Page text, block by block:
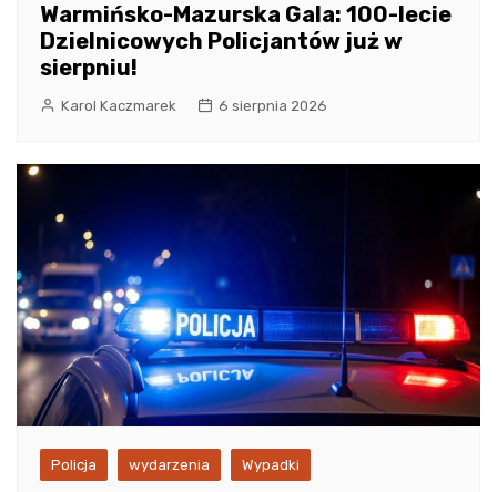
Warmińsko-Mazurska Gala: 100-lecie
Dzielnicowych Policjantów już w
sierpniu!
Karol Kaczmarek 6 sierpnia 2026
Policja wydarzenia Wypadki